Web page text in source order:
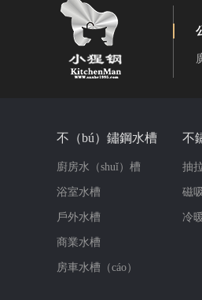
不（bú）鏽鋼水槽
廚房水（shuǐ）槽
浴室水槽
戶外水槽
商業水槽
房車水槽（cáo）
不
抽
磁
冷